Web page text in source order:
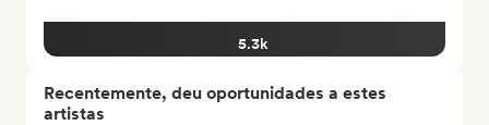
5.3k
Recentemente, deu oportunidades a estes
artistas